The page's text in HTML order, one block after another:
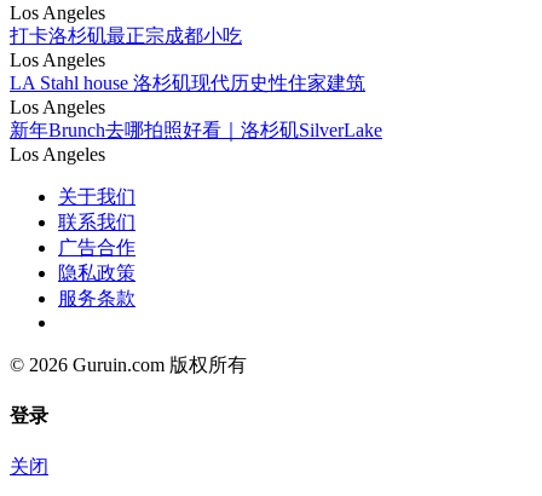
Los Angeles
打卡洛杉矶最正宗成都小吃
Los Angeles
LA Stahl house 洛杉矶现代历史性住家建筑
Los Angeles
新年Brunch去哪拍照好看｜洛杉矶SilverLake
Los Angeles
关于我们
联系我们
广告合作
隐私政策
服务条款
© 2026 Guruin.com 版权所有
登录
关闭